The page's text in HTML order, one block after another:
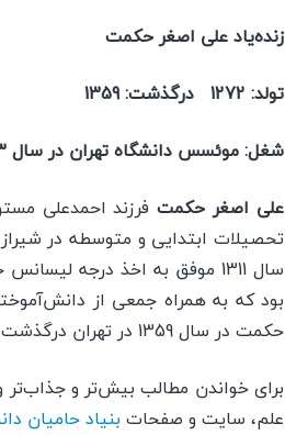
زنده‌یاد علی اصغر حکمت
تولد: 1272 درگذشت: 1359
شغل: موئسس دانشگاه تهران در سال 1313
علی اصغر حکمت
تحصیلات ابتدایی و متوسطه در
بود که به همراه جمعی از
حکمت در سال 1359 در تهران درگذشت و در شیراز به خاک سپرده شد.
برای خواندن مطالب بیش‌تر و
علم، سایت و صفحات بنیاد حامیان